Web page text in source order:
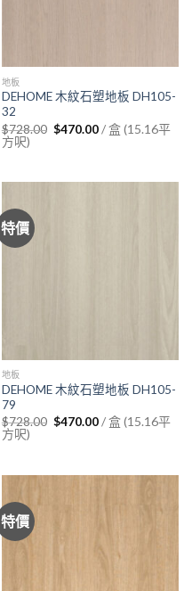
地板
DEHOME 木紋石塑地板 DH105-
32
$728.00 Original
price
$470.00Current
price
/ 盒 (15.16平
方呎)
特價
地板
DEHOME 木紋石塑地板 DH105-
79
$728.00 Original
price
$470.00Current
price
/ 盒 (15.16平
方呎)
特價